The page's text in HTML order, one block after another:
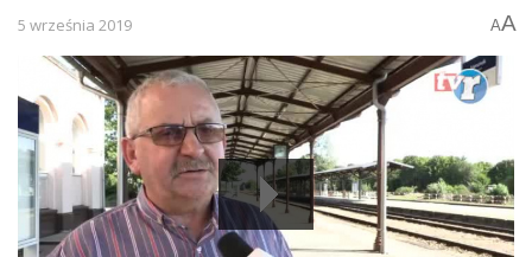
5 września 2019 AA